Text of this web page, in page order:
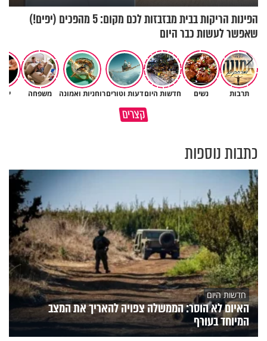
הפינות הריקות בבית מבזבזות לכם מקום: 5 מהפכים (יפים!)
שאפשר לעשות כבר היום
תרבות נשים חדשות היוםדעות וטוריםרוחניות ואמונה משפחה
קצרים
באיזה ארץ לומדים יותר גמרא
כתבות נוספות
חדשות היום
האיום לא הוסר: הממשלה צפויה להאריך את המצב
המיוחד בעורף